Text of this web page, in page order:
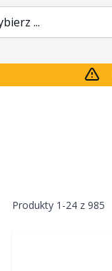
...
Produkty 1 -24 z 985